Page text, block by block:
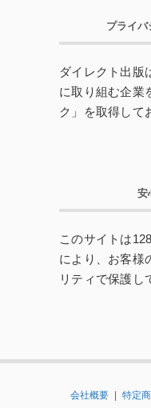
プライバ
ダイレクト出版
に取り組む企業
ク」を取得して
安
このサイトは
により、お客様
リティで保護し
会社概要 | 特定